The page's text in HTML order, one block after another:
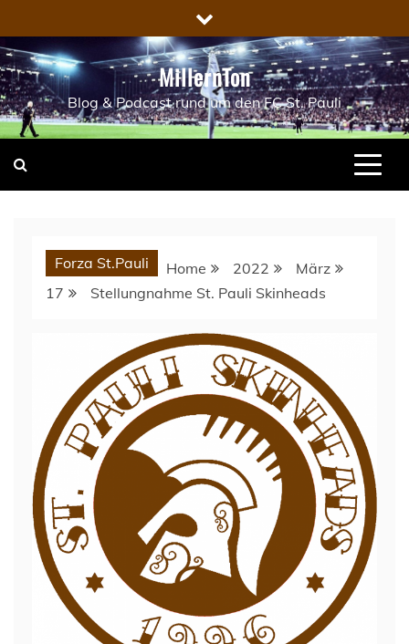
to
content
MillernTon
Blog & Podcast rund um den FC St. Pauli
Forza St.Pauli Home 2022
März
17
Stellungnahme St. Pauli Skinheads